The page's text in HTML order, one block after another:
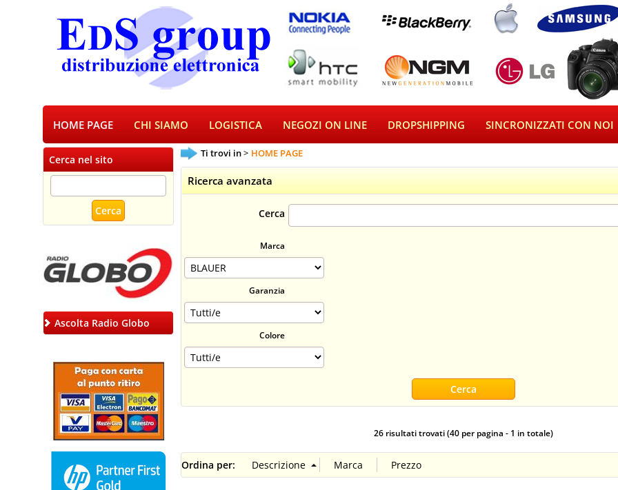
HOME PAGE CHI SIAMO LOGISTICA NEGOZI ON LINE DROPSHIPPING SINCRONIZZATI CON NOI
Cerca nel sito
Ascolta Radio Globo
Ti trovi in HOME PAGE
Ricerca avanzata
Cerca
Marca
Garanzia
Colore
26 risultati trovati (40 per pagina - 1 in totale)
Ordina per: